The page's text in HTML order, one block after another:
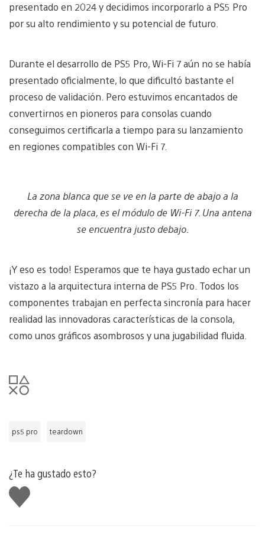
presentado en 2024 y decidimos incorporarlo a PS5 Pro
por su alto rendimiento y su potencial de futuro.
Durante el desarrollo de PS5 Pro, Wi-Fi 7 aún no se había
presentado oficialmente, lo que dificultó bastante el
proceso de validación. Pero estuvimos encantados de
convertirnos en pioneros para consolas cuando
conseguimos certificarla a tiempo para su lanzamiento
en regiones compatibles con Wi-Fi 7.
La zona blanca que se ve en la parte de abajo a la
derecha de la placa, es el módulo de Wi-Fi 7. Una antena
se encuentra justo debajo.
¡Y eso es todo! Esperamos que te haya gustado echar un
vistazo a la arquitectura interna de PS5 Pro. Todos los
componentes trabajan en perfecta sincronía para hacer
realidad las innovadoras características de la consola,
como unos gráficos asombrosos y una jugabilidad fluida.
ps5 pro teardown
¿Te ha gustado esto?
Me
gusta
esto